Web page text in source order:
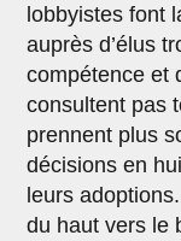
lobbyistes font
auprès d’élus
compétence et
consultent pas
prennent plus
décisions en
leurs
du haut vers le